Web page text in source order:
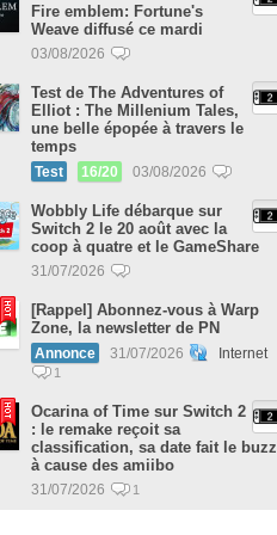
Fire emblem: Fortune's
Weave diffusé ce mardi
03/08/2026
Test de The Adventures of
Elliot : The Millenium Tales,
une belle épopée à travers le
temps
Test 16/20 03/08/2026
Wobbly Life débarque sur
Switch 2 le 20 août avec la
coop à quatre et le GameShare
31/07/2026
[Rappel] Abonnez-vous à Warp
Zone, la newsletter de PN
Annonce 31/07/2026 Internet
1
Ocarina of Time sur Switch 2
: le remake reçoit sa
classification, sa date fait le buzz
à cause des amiibo
31/07/2026 1